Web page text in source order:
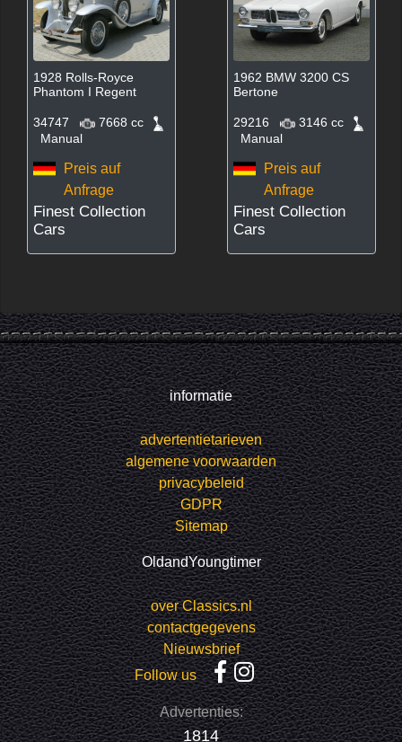
1928 Rolls-Royce
Phantom I Regent
34747
7668 cc
Manual
Preis auf
Anfrage
Finest Collection
Cars
1962 BMW 3200 CS
Bertone
29216
3146 cc
Manual
Preis auf
Anfrage
Finest Collection
Cars
informatie
advertentietarieven
algemene voorwaarden
privacybeleid
GDPR
Sitemap
OldandYoungtimer
over Classics.nl
contactgegevens
Nieuwsbrief
Follow us
Advertenties:
1814